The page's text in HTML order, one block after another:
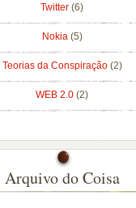
Twitter (6)
Nokia (5)
Teorias da Conspiração (2)
WEB 2.0 (2)
Arquivo do Coisa